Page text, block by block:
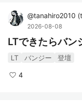
@tanahiro2010 (
2026-08-08
LTできたらバン
LT バンジー 登壇
4